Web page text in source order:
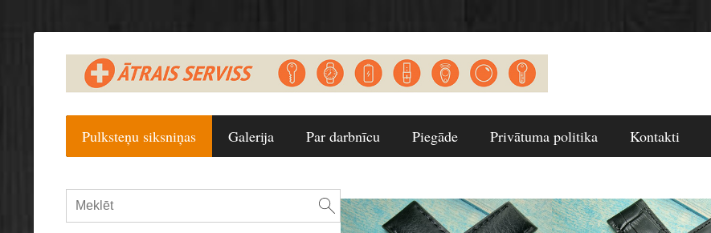
Pulksteņu siksniņas Galerija Par darbnīcu Piegāde Privātuma politika Kontakti